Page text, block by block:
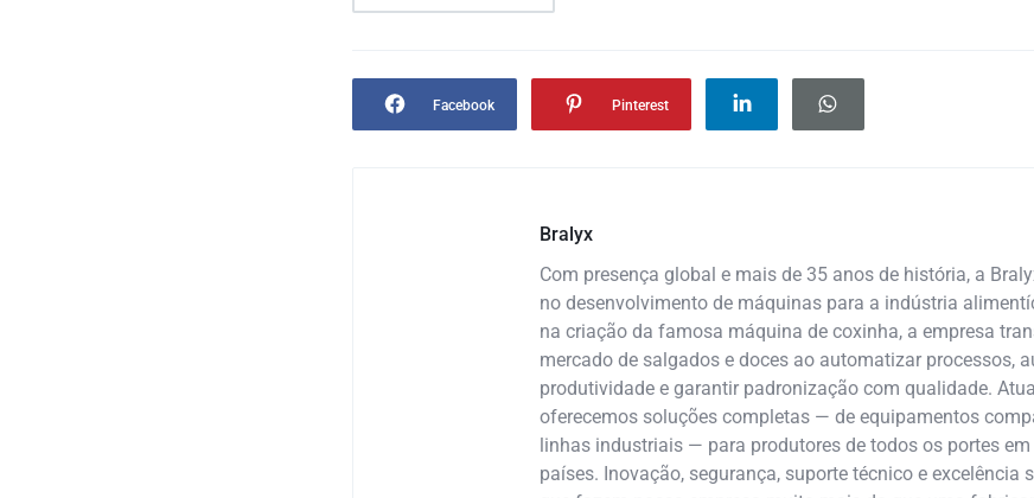
Facebook Pinterest
Bralyx
Com presença global e mais de 35 anos de história, a
no desenvolvimento de máquinas para a indústria
na criação da famosa máquina de coxinha, a empresa
mercado de salgados e doces ao automatizar processos,
produtividade e garantir padronização com qualidade.
oferecemos soluções completas — de equipamentos
linhas industriais — para produtores de todos os portes
países. Inovação, segurança, suporte técnico e excelência